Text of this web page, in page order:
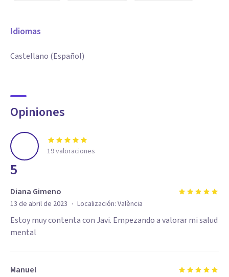
Idiomas
Castellano (Español)
Opiniones
5
19valoraciones
Diana Gimeno
13 de abril de 2023 · Localización: València
Estoy muy contenta con Javi. Empezando a valorar mi salud
mental
Manuel